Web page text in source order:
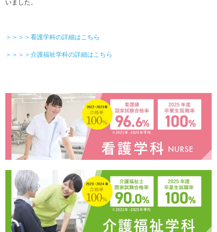
いました。
＞＞＞＞看護学科の詳細はこちら
＞＞＞＞介護福祉学科の詳細はこちら